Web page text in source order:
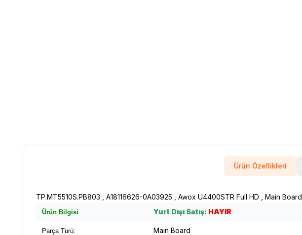
Ürün Özellikleri
TP.MT5510S.PB803 , A18116626-0A03925 , Awox U4400STR Full HD , Main Board
Ürün Bilgisi Yurt Dışı Satış: HAYIR
Parça Türü: Main Board